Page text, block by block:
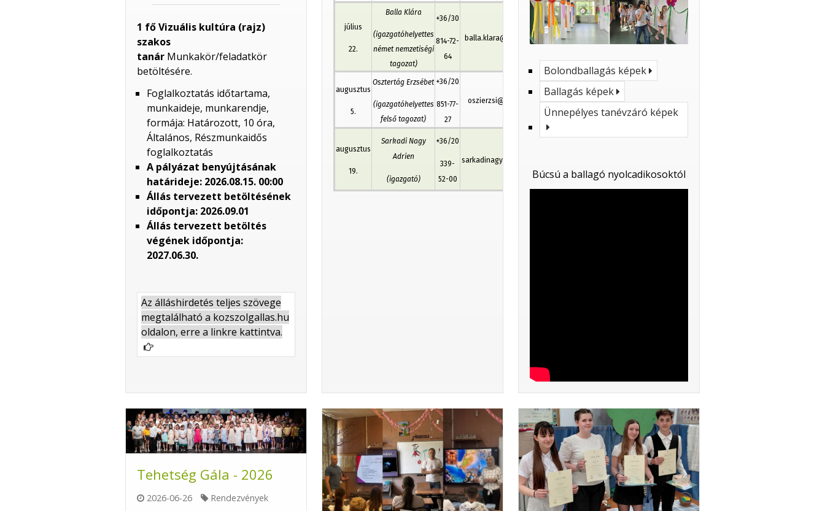
1 fő Vizuális kultúra (rajz)
szakos
tanár Munkakör/feladatkör
betöltésére.
Foglalkoztatás időtartama,
munkaideje, munkarendje,
formája: Határozott, 10 óra,
Általános, Részmunkaidős
foglalkoztatás
A pályázat benyújtásának
határideje: 2026.08.15. 00:00
Állás tervezett betöltésének
időpontja: 2026.09.01
Állás tervezett betöltés
végének időpontja:
2027.06.30.
Az álláshirdetés teljes szövege
megtalálható a kozszolgallas.hu
oldalon, erre a linkre kattintva.
július
22.
Balla Klára
(igazgatóhelyettes
német nemzetiségi
tagozat)
+36/30
814-72-
64
balla.klara@ujlak.com
augusztus
5.
Osztertág Erzsébet
(igazgatóhelyettes
felső tagozat)
+36/20
851-77-
27
oszierzsi@ujlak.com
augusztus
19.
Sarkadi Nagy
Adrien
(igazgató)
+36/20
339-
52-00
sarkadinagy@ujlak.com
Bolondballagás képek
Ballagás képek
Ünnepélyes tanévzáró képek
Búcsú a ballagó nyolcadikosoktól
Tehetség Gála - 2026
2026-06-26 Rendezvények